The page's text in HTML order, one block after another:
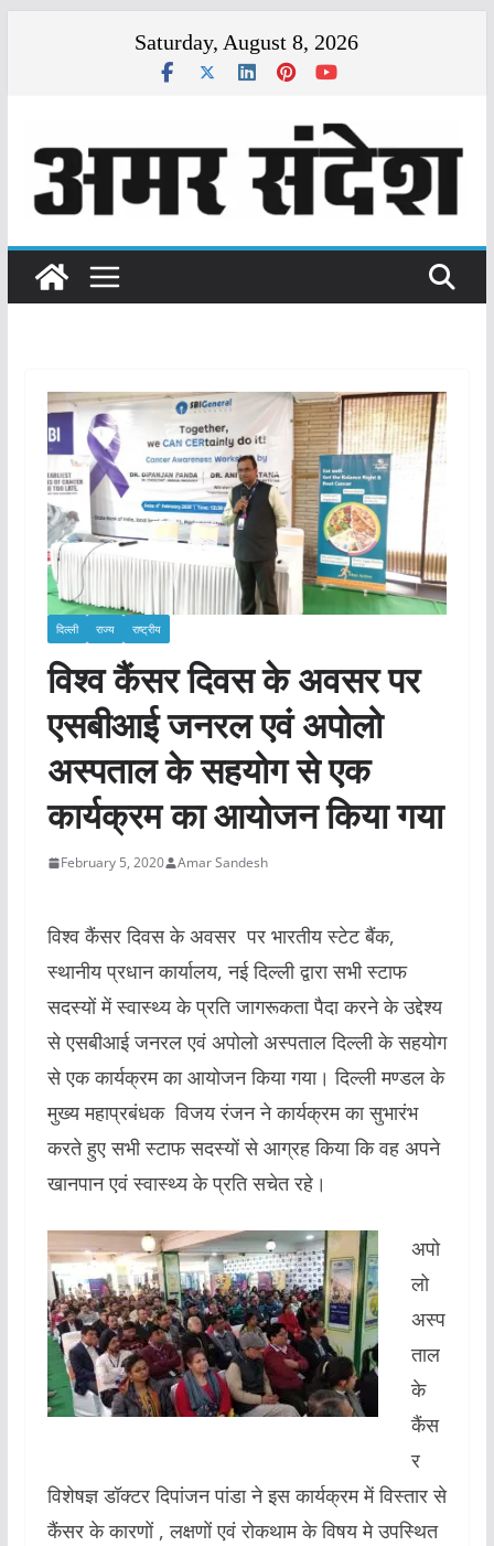
Saturday, August 8, 2026
दिल्ली राज्य राष्ट्रीय
विश्व कैंसर दिवस के अवसर पर
एसबीआई जनरल एवं अपोलो
अस्पताल के सहयोग से एक
कार्यक्रम का आयोजन किया गया
February 5, 2020 Amar Sandesh
विश्व कैंसर दिवस के अवसर पर भारतीय स्टेट बैंक,
स्थानीय प्रधान कार्यालय, नई दिल्ली द्वारा सभी स्टाफ
सदस्यों में स्वास्थ्य के प्रति जागरूकता पैदा करने के उद्देश्य
से एसबीआई जनरल एवं अपोलो अस्पताल दिल्ली के सहयोग
से एक कार्यक्रम का आयोजन किया गया। दिल्ली मण्डल के
मुख्य महाप्रबंधक विजय रंजन ने कार्यक्रम का सुभारंभ
करते हुए सभी स्टाफ सदस्यों से आग्रह किया कि वह अपने
खानपान एवं स्वास्थ्य के प्रति सचेत रहे।
अपो
लो
अस्प
ताल
के
कैंस
र
विशेषज्ञ डॉक्टर दिपांजन पांडा ने इस कार्यक्रम में विस्तार से
कैंसर के कारणों , लक्षणों एवं रोकथाम के विषय मे उपस्थित